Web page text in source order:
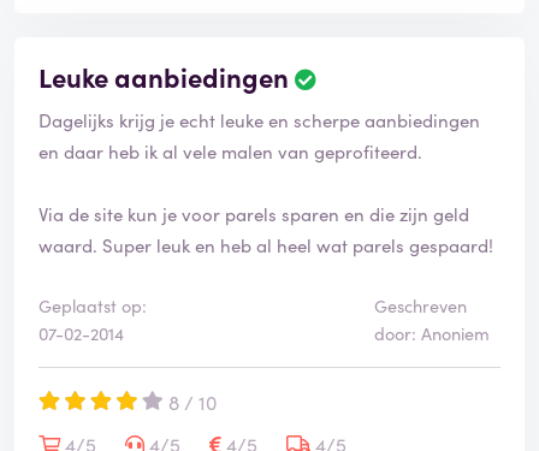
Leuke aanbiedingen
Dagelijks krijg je echt leuke en scherpe aanbiedingen
en daar heb ik al vele malen van geprofiteerd.
Via de site kun je voor parels sparen en die zijn geld
waard. Super leuk en heb al heel wat parels gespaard!
Geplaatst op:
07-02-2014
Geschreven
door: Anoniem
8 / 10
4/5
4/5 4/5 4/5